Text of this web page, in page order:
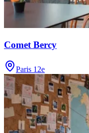
Comet Bercy
Paris 12e